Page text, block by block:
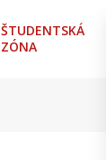
ŠTUDENTSKÁ
ZÓNA